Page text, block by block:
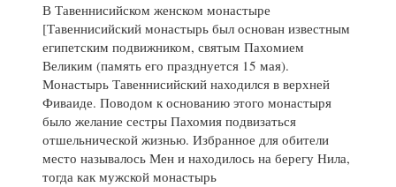
В Тавеннисийском женском монастыре
[Тавеннисийский монастырь был основан известным
египетским подвижником, святым Пахомием
Великим (память его празднуется 15 мая).
Монастырь Тавеннисийский находился в верхней
Фиваиде. Поводом к основанию этого монастыря
было желание сестры Пахомия подвизаться
отшельнической жизнью. Избранное для обители
место называлось Мен и находилось на берегу Нила,
тогда как мужской монастырь